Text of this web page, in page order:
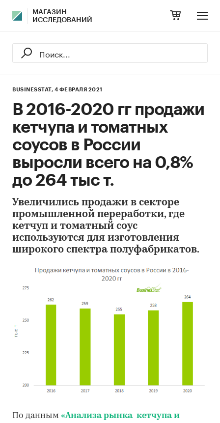
МАГАЗИН
ИССЛЕДОВАНИЙ
BUSINESSTAT, 4 ФЕВРАЛЯ 2021
В 2016-2020 гг продажи
кетчупа и томатных
соусов в России
выросли всего на 0,8%
до 264 тыс т.
Увеличились продажи в секторе
промышленной переработки, где
кетчуп и томатный соус
используются для изготовления
широкого спектра полуфабрикатов.
По данным «Анализа рынка кетчупа и